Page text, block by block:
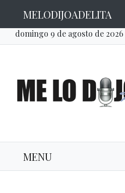
MELODIJOADELITA
domingo 9 de agosto de 2026
MENU